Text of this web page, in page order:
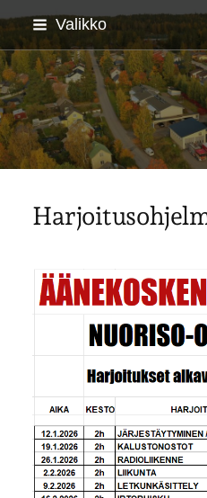
Siirry
sivun
sisältöön
Valikko